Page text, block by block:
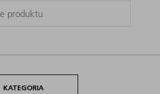
KATEGORIA